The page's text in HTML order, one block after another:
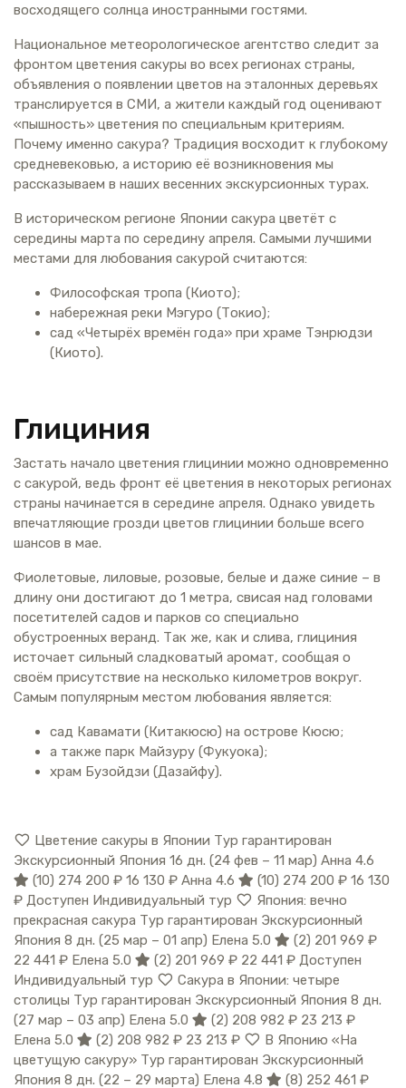
восходящего солнца иностранными гостями.
Национальное метеорологическое агентство следит за
фронтом цветения сакуры во всех регионах страны,
объявления о появлении цветов на эталонных деревьях
транслируется в СМИ, а жители каждый год оценивают
«пышность» цветения по специальным критериям.
Почему именно сакура? Традиция восходит к глубокому
средневековью, а историю её возникновения мы
рассказываем в наших весенних экскурсионных турах.
В историческом регионе Японии сакура цветёт с
середины марта по середину апреля. Самыми лучшими
местами для любования сакурой считаются:
Философская тропа (Киото);
набережная реки Мэгуро (Токио);
сад «Четырёх времён года» при храме Тэнрюдзи
(Киото).
Глициния
Застать начало цветения глицинии можно одновременно
с сакурой, ведь фронт её цветения в некоторых регионах
страны начинается в середине апреля. Однако увидеть
впечатляющие грозди цветов глицинии больше всего
шансов в мае.
Фиолетовые, лиловые, розовые, белые и даже синие – в
длину они достигают до 1 метра, свисая над головами
посетителей садов и парков со специально
обустроенных веранд. Так же, как и слива, глициния
источает сильный сладковатый аромат, сообщая о
своём присутствие на несколько километров вокруг.
Самым популярным местом любования является:
сад Кавамати (Китакюсю) на острове Кюсю;
а также парк Майзуру (Фукуока);
храм Бузойдзи (Дазайфу).
Цветение сакуры в Японии Тур гарантирован
Экскурсионный Япония 16 дн. (24 фев – 11 мар) Анна 4.6
(10) 274 200 ₽ 16 130 ₽ Анна 4.6 (10) 274 200 ₽ 16 130
₽ Доступен Индивидуальный тур
Япония: вечно
прекрасная сакура Тур гарантирован Экскурсионный
Япония 8 дн. (25 мар – 01 апр) Елена 5.0 (2) 201 969 ₽
22 441 ₽ Елена 5.0 (2) 201 969 ₽ 22 441 ₽ Доступен
Индивидуальный тур
Сакура в Японии: четыре
столицы Тур гарантирован Экскурсионный Япония 8 дн.
(27 мар – 03 апр) Елена 5.0 (2) 208 982 ₽ 23 213 ₽
Елена 5.0
(2) 208 982 ₽ 23 213 ₽
В Японию «На
цветущую сакуру» Тур гарантирован Экскурсионный
Япония 8 дн. (22 – 29 марта) Елена 4.8 (8) 252 461 ₽